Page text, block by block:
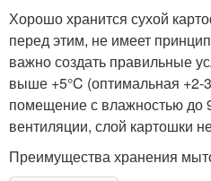
Хорошо хранится сухой
перед этим, не имеет
важно создать правильные
выше +5°C (оптимальная +2-
помещение с влажностью до
вентиляции, слой картошки
Преимущества хранения